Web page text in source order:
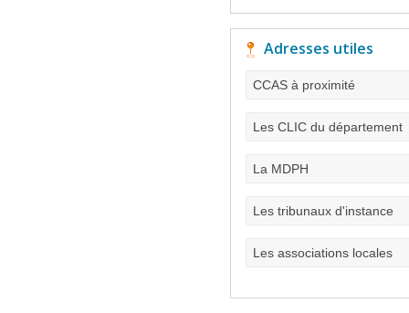
Adresses utiles
CCAS à proximité
Les CLIC du département
La MDPH
Les tribunaux d'instance
Les associations locales